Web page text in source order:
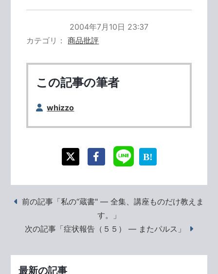
2004年7月10日 23:37
カテゴリ
商品批評
この記事の筆者
whizzo
前の記事「私の“蔵書" ― 全集、講座ものだけ教えま
す。」
次の記事「症状報告（５５） ― またパルス」
最新の記事